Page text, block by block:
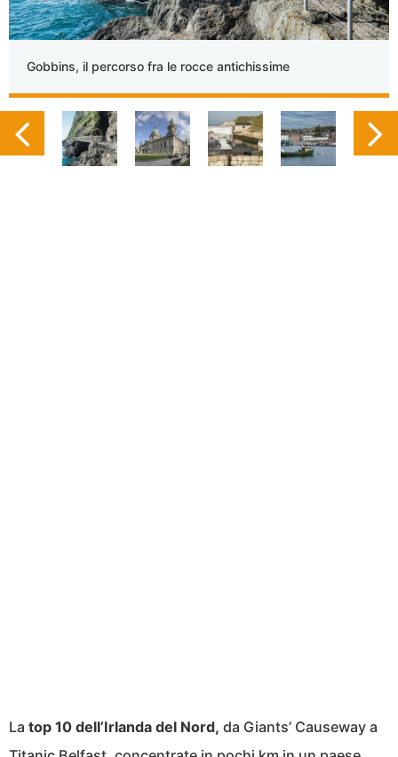
Gobbins, il percorso fra le rocce antichissime
La top 10 dell’Irlanda del Nord, da Giants’ Causeway a